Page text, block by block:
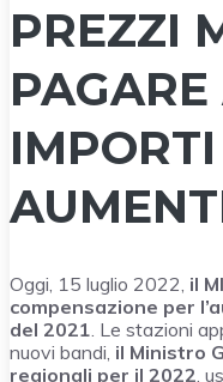
PREZZI
Oggi, 15 luglio 2022, il
compensazione per
del 2021. Le stazioni
nuovi bandi, il Ministro
regionali per il 2022,